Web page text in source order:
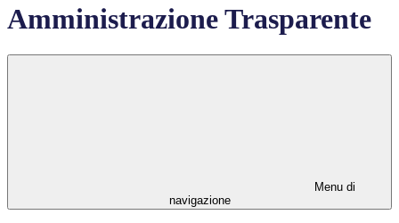
Amministrazione Trasparente
Menu di
navigazione